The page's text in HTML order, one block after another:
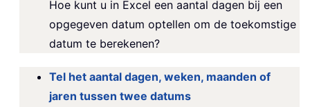
Hoe kunt u in Excel een aantal dagen bij een
opgegeven datum optellen om de toekomstige
datum te berekenen?
Tel het aantal dagen, weken, maanden of
jaren tussen twee datums